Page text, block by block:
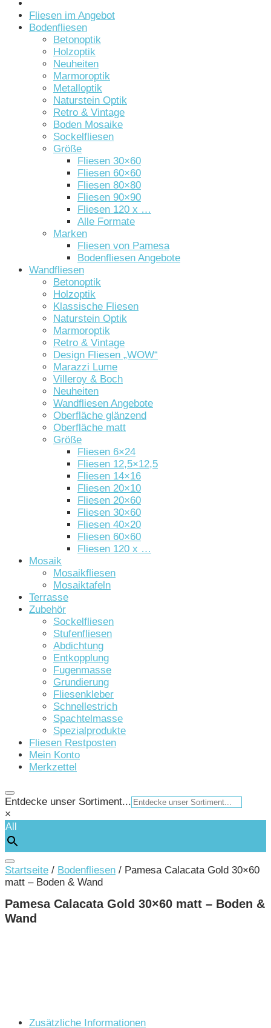
Fliesen im Angebot
Bodenfliesen
Betonoptik
Holzoptik
Neuheiten
Marmoroptik
Metalloptik
Naturstein Optik
Retro & Vintage
Boden Mosaike
Sockelfliesen
Größe
Fliesen 30×60
Fliesen 60×60
Fliesen 80×80
Fliesen 90×90
Fliesen 120 x …
Alle Formate
Marken
Fliesen von Pamesa
Bodenfliesen Angebote
Wandfliesen
Betonoptik
Holzoptik
Klassische Fliesen
Naturstein Optik
Marmoroptik
Retro & Vintage
Design Fliesen „WOW“
Marazzi Lume
Villeroy & Boch
Neuheiten
Wandfliesen Angebote
Oberfläche glänzend
Oberfläche matt
Größe
Fliesen 6×24
Fliesen 12,5×12,5
Fliesen 14×16
Fliesen 20×10
Fliesen 20×60
Fliesen 30×60
Fliesen 40×20
Fliesen 60×60
Fliesen 120 x …
Mosaik
Mosaikfliesen
Mosaiktafeln
Terrasse
Zubehör
Sockelfliesen
Stufenfliesen
Abdichtung
Entkopplung
Fugenmasse
Grundierung
Fliesenkleber
Schnellestrich
Spachtelmasse
Spezialprodukte
Fliesen Restposten
Mein Konto
Merkzettel
Entdecke unser Sortiment...
×
All
Startseite / Bodenfliesen / Pamesa Calacata Gold 30×60
matt – Boden & Wand
Pamesa Calacata Gold 30×60 matt – Boden &
Wand
Zusätzliche Informationen